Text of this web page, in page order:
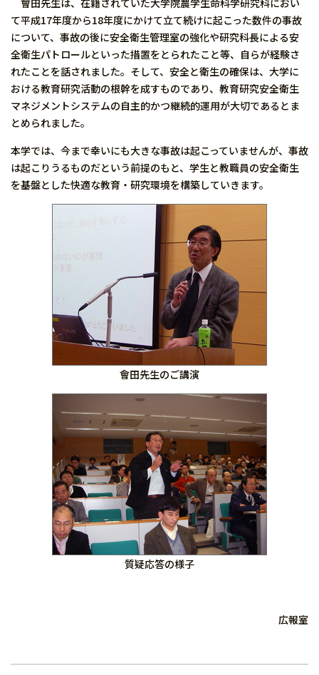
會田先生は、在籍されていた大学院農学生命科学研究科におい
て平成17年度から18年度にかけて立て続けに起こった数件の事故
について、事故の後に安全衛生管理室の強化や研究科長による安
全衛生パトロールといった措置をとられたこと等、自らが経験さ
れたことを話されました。そして、安全と衛生の確保は、大学に
おける教育研究活動の根幹を成すものであり、教育研究安全衛生
マネジメントシステムの自主的かつ継続的運用が大切であるとま
とめられました。
本学では、今まで幸いにも大きな事故は起こっていませんが、事故
は起こりうるものだという前提のもと、学生と教職員の安全衛生
を基盤とした快適な教育・研究環境を構築していきます。
會田先生のご講演
質疑応答の様子
広報室